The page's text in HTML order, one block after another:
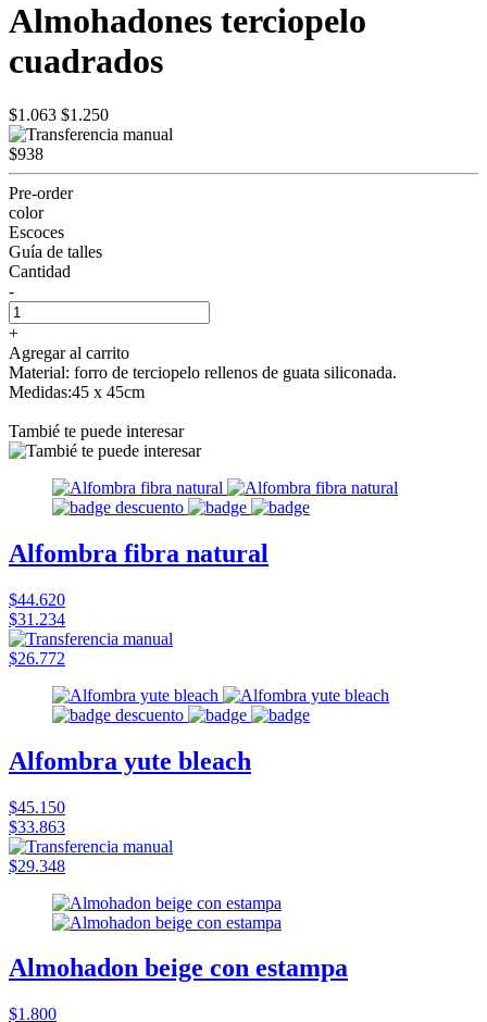
Almohadones terciopelo
cuadrados
$1.063 $1.250
$938
Pre-order
color
Escoces
Guía de talles
Cantidad
-
+
Agregar al carrito
Material: forro de terciopelo rellenos de guata siliconada.
Medidas:45 x 45cm
Tambié te puede interesar
Alfombra fibra natural
$44.620
$31.234
$26.772
Alfombra yute bleach
$45.150
$33.863
$29.348
Almohadon beige con estampa
$1.800